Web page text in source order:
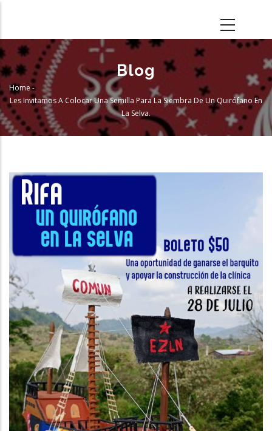
main
content
Blog
Breadcrumb
Home -
Les Invitamos A Colocar Una Semilla Para La Siembra De Un Quirófano En
La Selva.